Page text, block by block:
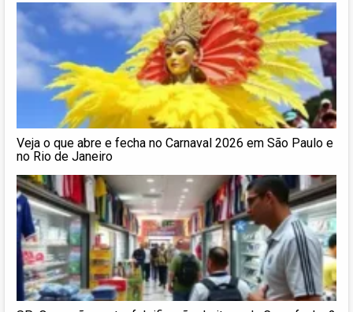
Veja o que abre e fecha no Carnaval 2026 em São Paulo e
no Rio de Janeiro